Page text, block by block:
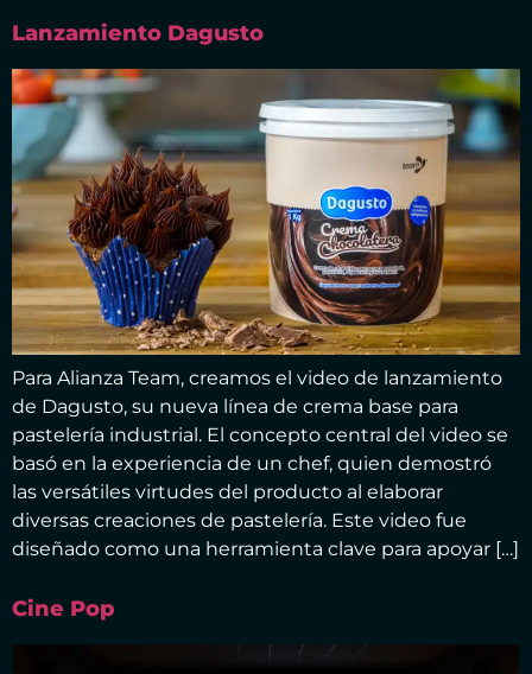
Lanzamiento Dagusto
Para Alianza Team, creamos el video de lanzamiento
de Dagusto, su nueva línea de crema base para
pastelería industrial. El concepto central del video se
basó en la experiencia de un chef, quien demostró
las versátiles virtudes del producto al elaborar
diversas creaciones de pastelería. Este video fue
diseñado como una herramienta clave para apoyar […]
Cine Pop